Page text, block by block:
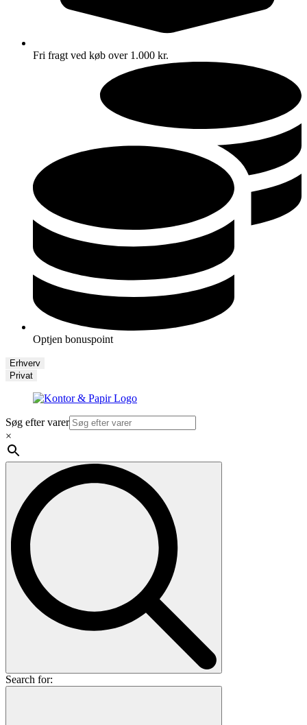
Fri fragt ved køb over 1.000 kr.
Optjen bonuspoint
Erhverv
Privat
Søg efter varer
×
Search for: